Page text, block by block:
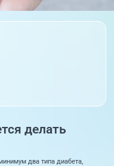
делать
два типа диабета,